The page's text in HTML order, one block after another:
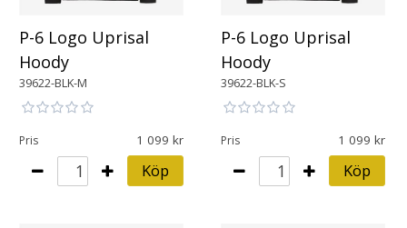
P-6 Logo Uprisal
Hoody
39622-BLK-M
Pris 1 099
Köp
P-6 Logo Uprisal
Hoody
39622-BLK-S
Pris 1 099
Köp